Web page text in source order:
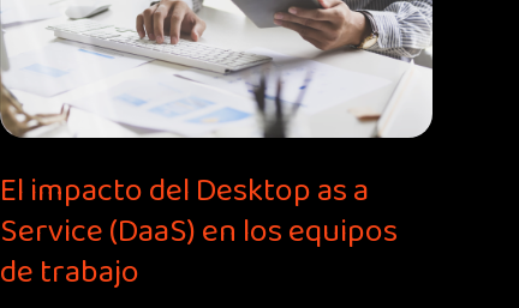
El impacto del Desktop as a
Service (DaaS) en los equipos
de trabajo